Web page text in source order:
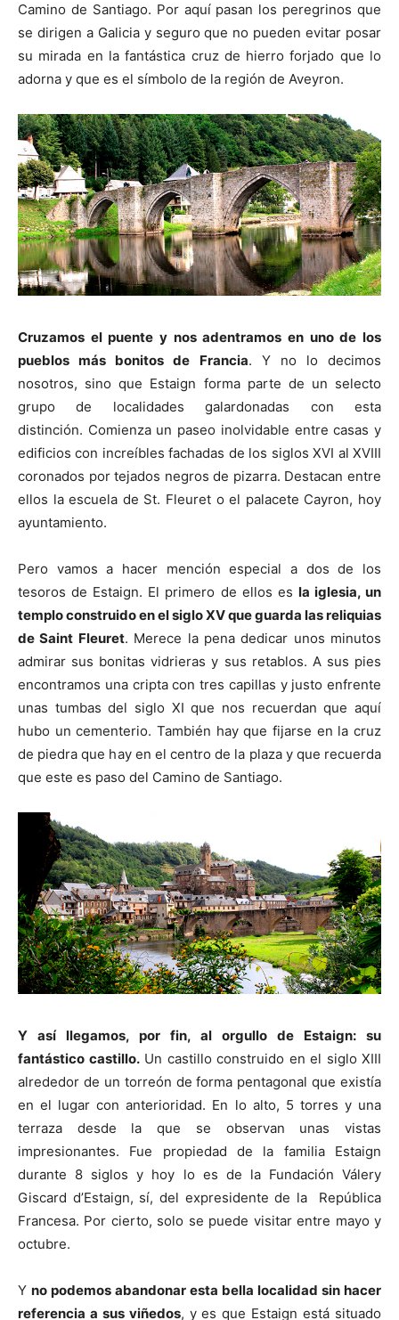
Camino de Santiago. Por aquí pasan los peregrinos que
se dirigen a Galicia y seguro que no pueden evitar posar
su mirada en la fantástica cruz de hierro forjado que lo
adorna y que es el símbolo de la región de Aveyron.
Cruzamos el puente y nos adentramos en uno de los
pueblos más bonitos de Francia. Y no lo decimos
nosotros, sino que Estaign forma parte de un selecto
grupo de localidades galardonadas con esta
distinción. Comienza un paseo inolvidable entre casas y
edificios con increíbles fachadas de los siglos XVI al XVIII
coronados por tejados negros de pizarra. Destacan entre
ellos la escuela de St. Fleuret o el palacete Cayron, hoy
ayuntamiento.
Pero vamos a hacer mención especial a dos de los
tesoros de Estaign. El primero de ellos es la iglesia, un
templo construido en el siglo XV que guarda las reliquias
de Saint Fleuret. Merece la pena dedicar unos minutos
admirar sus bonitas vidrieras y sus retablos. A sus pies
encontramos una cripta con tres capillas y justo enfrente
unas tumbas del siglo XI que nos recuerdan que aquí
hubo un cementerio. También hay que fijarse en la cruz
de piedra que hay en el centro de la plaza y que recuerda
que este es paso del Camino de Santiago.
Y así llegamos, por fin, al orgullo de Estaign: su
fantástico castillo.Un castillo construido en el siglo XIII
alrededor de un torreón de forma pentagonal que existía
en el lugar con anterioridad. En lo alto, 5 torres y una
terraza desde la que se observan unas vistas
impresionantes. Fue propiedad de la familia Estaign
durante 8 siglos y hoy lo es de la Fundación Válery
Giscard d’Estaign, sí, del expresidente de la República
Francesa. Por cierto, solo se puede visitar entre mayo y
octubre.
Y no podemos abandonar esta bella localidad sin hacer
referencia a sus viñedos, y es que Estaign está situado